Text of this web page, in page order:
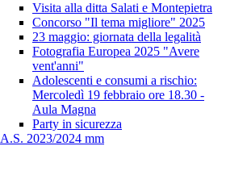
Visita alla ditta Salati e Montepietra
Concorso "Il tema migliore" 2025
23 maggio: giornata della legalità
Fotografia Europea 2025 "Avere
vent'anni"
Adolescenti e consumi a rischio:
Mercoledì 19 febbraio ore 18.30 -
Aula Magna
Party in sicurezza
A.S. 2023/2024 mm